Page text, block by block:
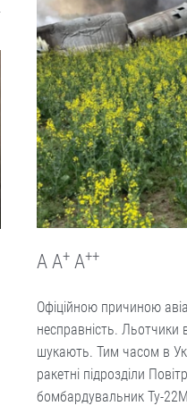
A A+ A++
Офіційною причиною
несправність.
шукають. Тим часом в
ракетні підрозділи
бомбардувальник Ту-